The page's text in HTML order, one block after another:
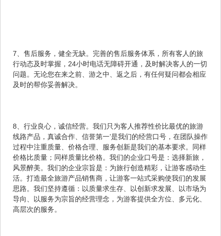
7、售后服务，健全无缺。完善的售后服务体系，所有客人的旅
行动态及时掌握，24小时电话无障碍开通，及时解决客人的一切
问题。无论您在来之前、游之中、返之后，有任何疑问都会相应
及时的帮你妥善解决。
8、行业良心，诚信经营。我们只为客人推荐性价比最优的旅游
线路产品，真诚合作、信誉第一’是我们的经营口号，在团队操作
过程中注重质量、价格合理、服务创新是我们的基本要求。同样
价格比质量；同样质量比价格。我们的企业口号是：选择新旅，
风景醉美。我们的企业宗旨是：为旅行创造精彩，让游客感动生
活。打造最全旅游产品销售商，让游客一站式采购使我们的发展
思路。我们坚持遵循：以质量求生存、以创新求发展、以市场为
导向、以服务为宗旨的经营理念，为游客提供全方位、多元化、
高层次的服务。